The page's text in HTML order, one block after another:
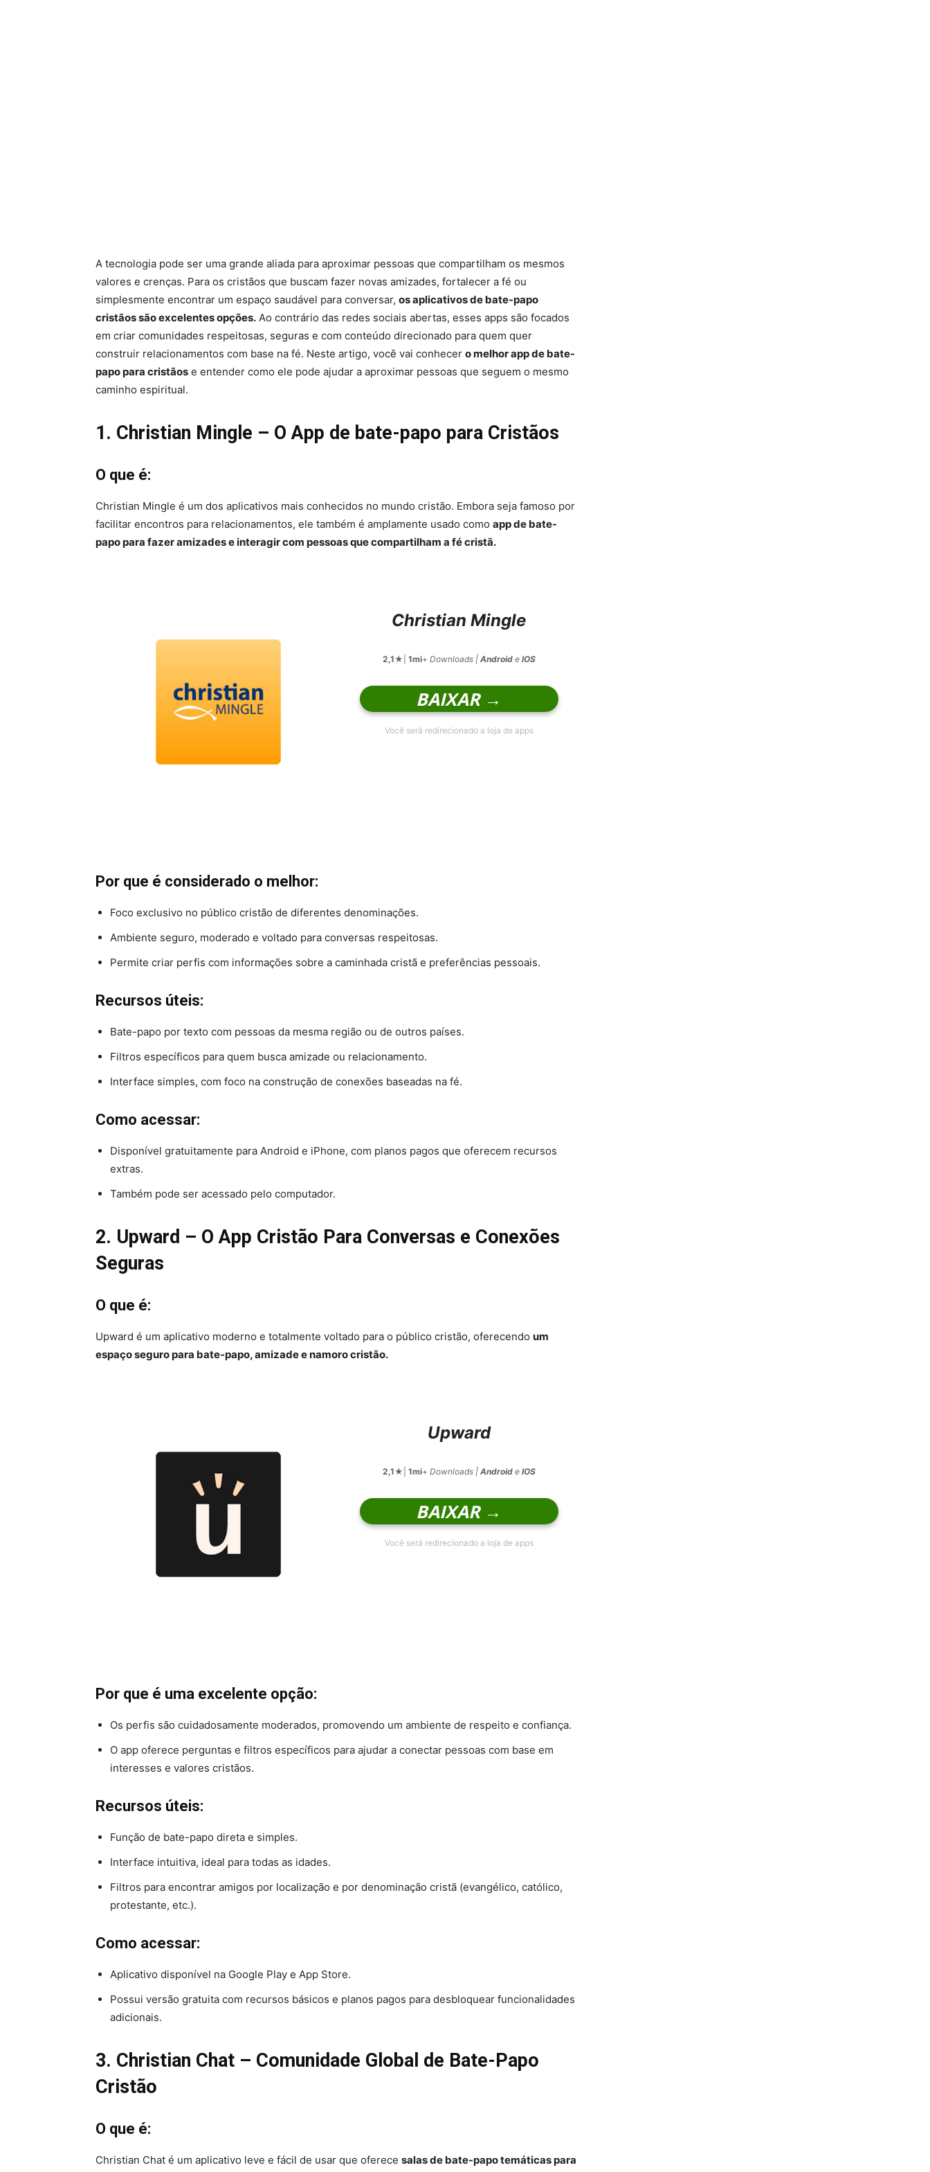
A tecnologia pode ser uma grande aliada para aproximar pessoas que compartilham os mesmos
valores e crenças. Para os cristãos que buscam fazer novas amizades, fortalecer a fé ou
simplesmente encontrar um espaço saudável para conversar, os aplicativos de bate-papo
cristãos são excelentes opções. Ao contrário das redes sociais abertas, esses apps são focados
em criar comunidades respeitosas, seguras e com conteúdo direcionado para quem quer
construir relacionamentos com base na fé. Neste artigo, você vai conhecer o melhor app de bate-
papo para cristãos e entender como ele pode ajudar a aproximar pessoas que seguem o mesmo
caminho espiritual.
1. Christian Mingle – O App de bate-papo para Cristãos
O que é:
Christian Mingle é um dos aplicativos mais conhecidos no mundo cristão. Embora seja famoso por
facilitar encontros para relacionamentos, ele também é amplamente usado como app de bate-
papo para fazer amizades e interagir com pessoas que compartilham a fé cristã.
Christian Mingle
2,1★| 1mi+ Downloads | Android e IOS
BAIXAR →
Você será redirecionado a loja de apps
Por que é considerado o melhor:
Foco exclusivo no público cristão de diferentes denominações.
Ambiente seguro, moderado e voltado para conversas respeitosas.
Permite criar perfis com informações sobre a caminhada cristã e preferências pessoais.
Recursos úteis:
Bate-papo por texto com pessoas da mesma região ou de outros países.
Filtros específicos para quem busca amizade ou relacionamento.
Interface simples, com foco na construção de conexões baseadas na fé.
Como acessar:
Disponível gratuitamente para Android e iPhone, com planos pagos que oferecem recursos
extras.
Também pode ser acessado pelo computador.
2. Upward – O App Cristão Para Conversas e Conexões
Seguras
O que é:
Upward é um aplicativo moderno e totalmente voltado para o público cristão, oferecendo um
espaço seguro para bate-papo, amizade e namoro cristão.
Upward
2,1★| 1mi+ Downloads | Android e IOS
BAIXAR →
Você será redirecionado a loja de apps
Por que é uma excelente opção:
Os perfis são cuidadosamente moderados, promovendo um ambiente de respeito e confiança.
O app oferece perguntas e filtros específicos para ajudar a conectar pessoas com base em
interesses e valores cristãos.
Recursos úteis:
Função de bate-papo direta e simples.
Interface intuitiva, ideal para todas as idades.
Filtros para encontrar amigos por localização e por denominação cristã (evangélico, católico,
protestante, etc.).
Como acessar:
Aplicativo disponível na Google Play e App Store.
Possui versão gratuita com recursos básicos e planos pagos para desbloquear funcionalidades
adicionais.
3. Christian Chat – Comunidade Global de Bate-Papo
Cristão
O que é:
Christian Chat é um aplicativo leve e fácil de usar que oferece salas de bate-papo temáticas para